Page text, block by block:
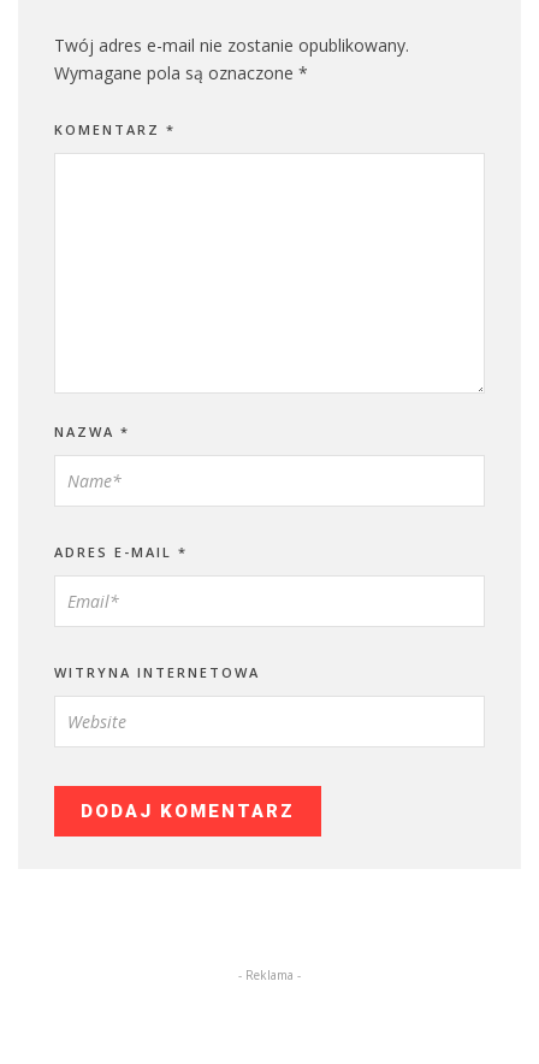
Twój adres e-mail nie zostanie opublikowany.
Wymagane pola są oznaczone *
KOMENTARZ *
NAZWA *
ADRES E-MAIL *
WITRYNA INTERNETOWA
- Reklama -